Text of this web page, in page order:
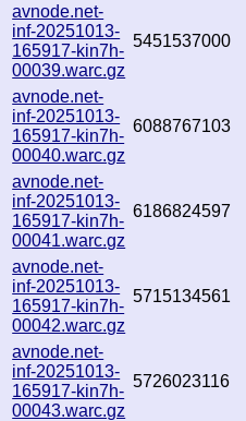
avnode.net-
inf-20251013-
165917-kin7h-
00039.warc.gz
5451537000
avnode.net-
inf-20251013-
165917-kin7h-
00040.warc.gz
6088767103
avnode.net-
inf-20251013-
165917-kin7h-
00041.warc.gz
6186824597
avnode.net-
inf-20251013-
165917-kin7h-
00042.warc.gz
5715134561
avnode.net-
inf-20251013-
165917-kin7h-
00043.warc.gz
5726023116